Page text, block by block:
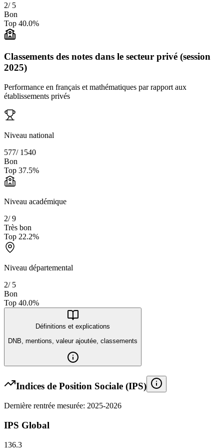
2/ 5
Bon
Top 40.0%
Classements des notes dans le secteur privé (session
2025)
Performance en français et mathématiques par rapport aux
établissements privés
Niveau national
577/ 1540
Bon
Top 37.5%
Niveau académique
2/9
Très bon
Top 22.2%
Niveau départemental
2/ 5
Bon
Top 40.0%
Définitions et explications
DNB, mentions, valeur ajoutée, classements
Indices de Position Sociale (IPS)
Dernière rentrée mesurée: 2025-2026
IPS Global
136.3